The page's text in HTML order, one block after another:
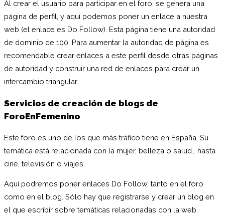
Al crear el usuario para participar en el foro, se genera una
página de perfil, y aquí podemos poner un enlace a nuestra
web (el enlace es Do Follow). Esta página tiene una autoridad
de dominio de 100. Para aumentar la autoridad de página es
recomendable crear enlaces a este perfil desde otras páginas
de autoridad y construir una red de enlaces para crear un
intercambio triangular.
Servicios de creación de blogs de
ForoEnFemenino
Este foro es uno de los que más tráfico tiene en España. Su
temática está relacionada con la mujer, belleza o salud… hasta
cine, televisión o viajes.
Aquí podremos poner enlaces Do Follow, tanto en el foro
como en el blog. Sólo hay que registrarse y crear un blog en
el que escribir sobre temáticas relacionadas con la web.